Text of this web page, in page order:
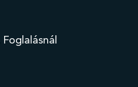
Foglalásnál